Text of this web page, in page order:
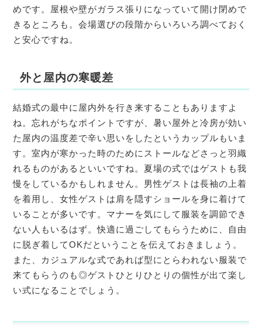
めです。屋根や壁がガラス張りになっていて開け閉めで
きるところも。会場選びの段階からいろいろ調べておく
と安心ですね。
外と屋内の寒暖差
結婚式の最中に屋内外を行き来することもありますよ
ね。忘れがちなポイントですが、暑い屋外と冷房が効い
た屋内の温度差で辛い思いをしたというカップルもいま
す。室内が寒かった時のためにストールなどさっと羽織
れるものがあるといいですね。夏場の式ではゲストも我
慢をしているかもしれません。男性ゲストは長袖の上着
を着用し、女性ゲストは肩を隠すショールを身に着けて
いることが多いです。マナーを気にして服装を調節でき
ない人もいるはず。快適に過ごしてもらうために、自由
に脱ぎ着してOKだということを伝えておきましょう。
また、カジュアルな式であれば型にとらわれない服装で
来てもらうのも◎ゲストひとりひとりの個性が出て楽し
い式になることでしょう。